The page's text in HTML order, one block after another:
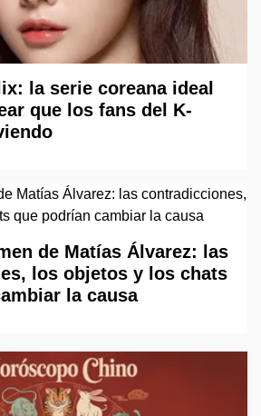
la serie coreana ideal
que los fans del K-
de Matías Álvarez: las
los objetos y los chats
la causa